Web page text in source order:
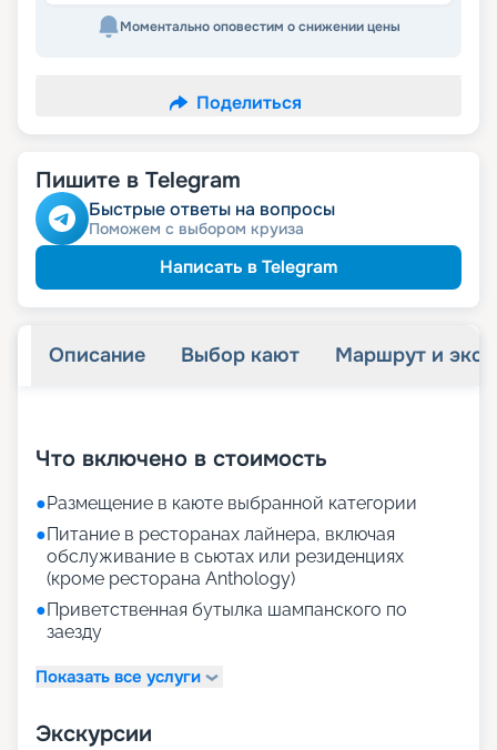
Моментально оповестим о снижении цены
Поделиться
Пишите в Telegram
Быстрые ответы на вопросы
Поможем с выбором круиза
Написать в Telegram
Описание Выбор кают Маршрут и
Что включено в стоимость
●Размещение в каюте выбранной категории
●Питание в ресторанах лайнера, включая
обслуживание в сьютах или резиденциях
(кроме ресторана Anthology)
●Приветственная бутылка шампанского по
заезду
Показать все услуги
Экскурсии